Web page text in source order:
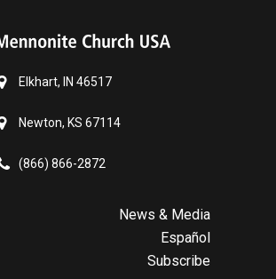
Elkhart, IN 46517
Newton, KS 67114
(866) 866-2872
News & Media
Español
Subscribe